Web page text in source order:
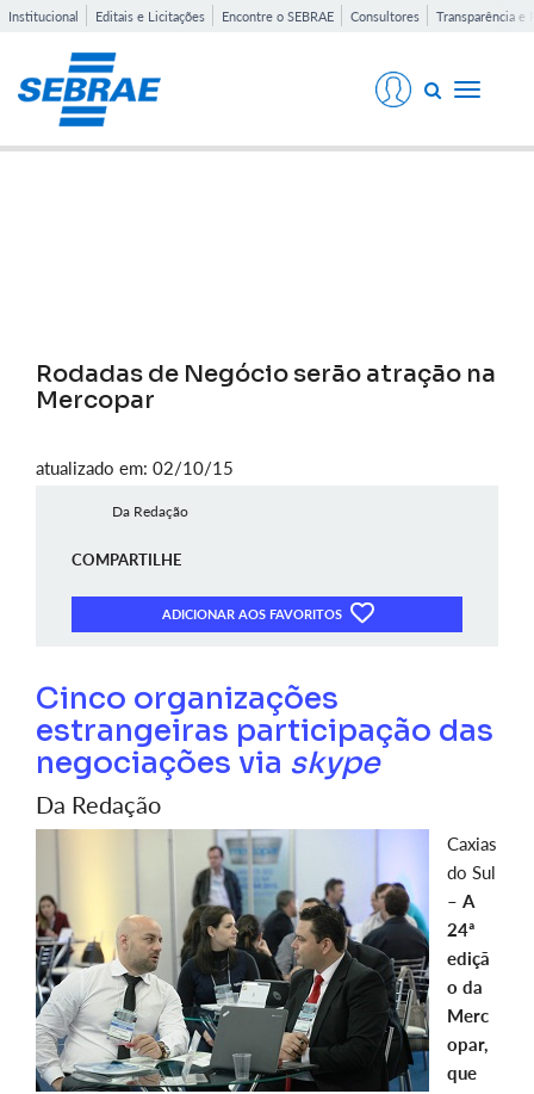
Institucional Editais e Licitações Encontre o SEBRAE Consultores Transparência e
Toggle
Rodadas de Negócio serão atração na
Mercopar
atualizado em: 02/10/15
Da Redação
COMPARTILHE
ADICIONAR AOS FAVORITOS
Cinco organizações
estrangeiras participação das
negociações via skype
Da Redação
Caxias
do Sul
– A
24ª
ediçã
o da
Merc
opar,
que